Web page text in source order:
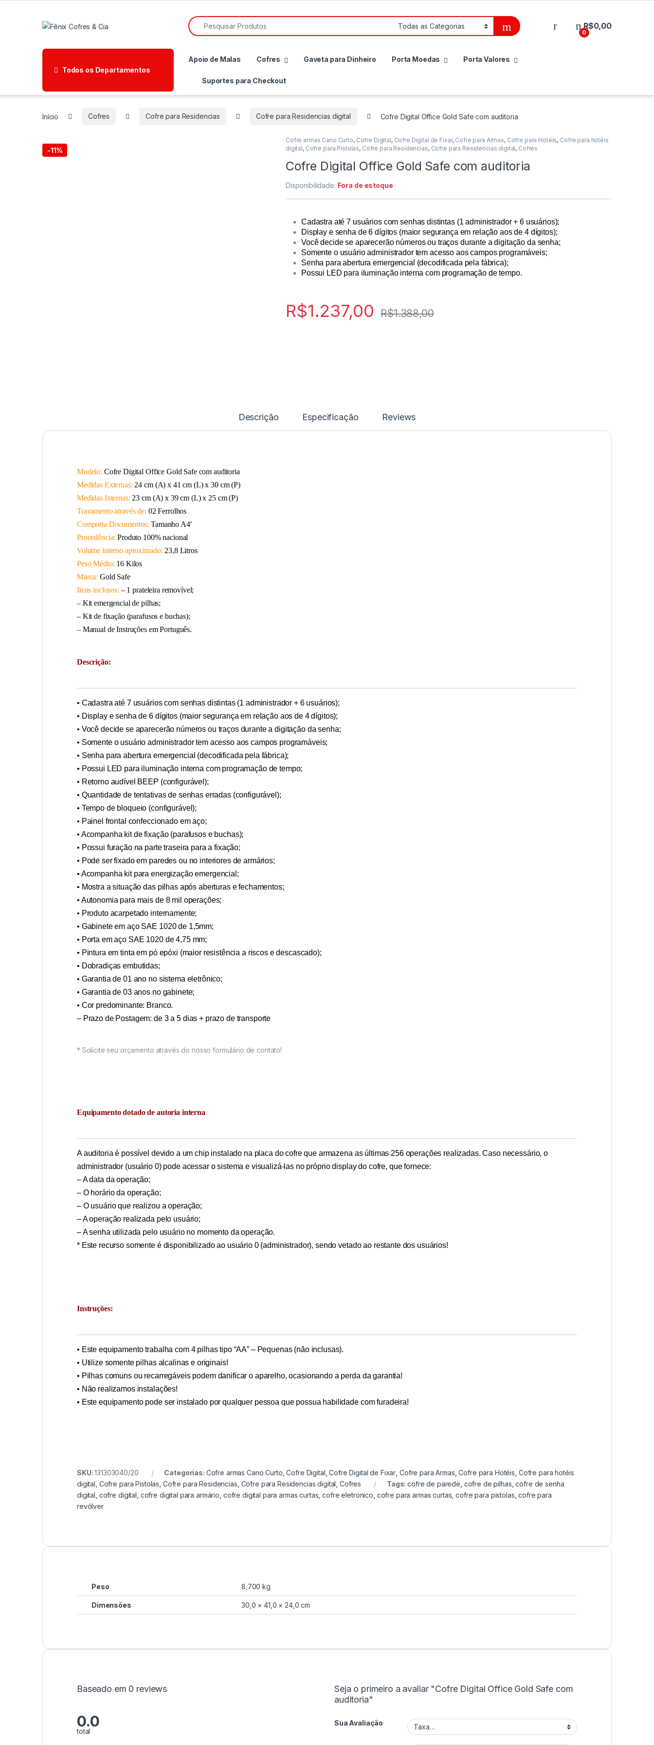
Pesquisar por:
0
R$0,00
Todos os Departamentos
Apoio de Malas Cofres Gaveta para Dinheiro Porta Moedas Porta Valores
Suportes para Checkout
Início Cofres Cofre para Residencias Cofre para Residencias digital Cofre Digital Office Gold Safe com auditoria
-11%
Cofre armas Cano Curto, Cofre Digital, Cofre Digital de Fixar, Cofre para Armas, Cofre para Hotéis, Cofre para hotéis
digital, Cofre para Pistolas, Cofre para Residencias, Cofre para Residencias digital, Cofres
Cofre Digital Office Gold Safe com auditoria
Disponibilidade: Fora de estoque
Cadastra até 7 usuários com senhas distintas (1 administrador + 6 usuários);
Display e senha de 6 dígitos (maior segurança em relação aos de 4 dígitos);
Você decide se aparecerão números ou traços durante a digitação da senha;
Somente o usuário administrador tem acesso aos campos programáveis;
Senha para abertura emergencial (decodificada pela fábrica);
Possui LED para iluminação interna com programação de tempo.
R$1.237,00 R$1.388,00
Descrição Especificação Reviews
Modelo: Cofre Digital Office Gold Safe com auditoria
Medidas Externas: 24 cm (A) x 41 cm (L) x 30 cm (P)
Medidas Internas: 23 cm (A) x 39 cm (L) x 25 cm (P)
Travamento através de: 02 Ferrolhos
Comporta Documentos:Tamanho A4′
Procedência:Produto 100% nacional
Volume interno aproximado: 23,8 Litros
Peso Médio: 16 Kilos
Marca:Gold Safe
Itens inclusos: – 1 prateleira removível;
– Kit emergencial de pilhas;
– Kit de fixação (parafusos e buchas);
– Manual de Instruções em Português.
Descrição:
• Cadastra até 7 usuários com senhas distintas (1 administrador + 6 usuários);
• Display e senha de 6 dígitos (maior segurança em relação aos de 4 dígitos);
• Você decide se aparecerão números ou traços durante a digitação da senha;
• Somente o usuário administrador tem acesso aos campos programáveis;
• Senha para abertura emergencial (decodificada pela fábrica);
• Possui LED para iluminação interna com programação de tempo;
• Retorno audível BEEP (configurável);
• Quantidade de tentativas de senhas erradas (configurável);
• Tempo de bloqueio (configurável);
• Painel frontal confeccionado em aço;
• Acompanha kit de fixação (parafusos e buchas);
• Possui furação na parte traseira para a fixação;
• Pode ser fixado em paredes ou no interiores de armários;
• Acompanha kit para energização emergencial;
• Mostra a situação das pilhas após aberturas e fechamentos;
• Autonomia para mais de 8 mil operações;
• Produto acarpetado internamente;
• Gabinete em aço SAE 1020 de 1,5mm;
• Porta em aço SAE 1020 de 4,75 mm;
• Pintura em tinta em pó epóxi (maior resistência a riscos e descascado);
• Dobradiças embutidas;
• Garantia de 01 ano no sistema eletrônico;
• Garantia de 03 anos no gabinete;
• Cor predominante: Branco.
– Prazo de Postagem: de 3 a 5 dias + prazo de transporte
* Solicite seu orçamento através do nosso formulário de contato!
Equipamento dotado de autoria interna
A auditoria é possível devido a um chip instalado na placa do cofre que armazena as últimas 256 operações realizadas. Caso necessário, o
administrador (usuário 0) pode acessar o sistema e visualizá-las no próprio display do cofre, que fornece:
– A data da operação;
– O horário da operação;
– O usuário que realizou a operação;
– A operação realizada pelo usuário;
– A senha utilizada pelo usuário no momento da operação.
* Este recurso somente é disponibilizado ao usuário 0 (administrador), sendo vetado ao restante dos usuários!
Instruções:
• Este equipamento trabalha com 4 pilhas tipo “AA” – Pequenas (não inclusas).
• Utilize somente pilhas alcalinas e originais!
• Pilhas comuns ou recarregáveis podem danificar o aparelho, ocasionando a perda da garantia!
• Não realizamos instalações!
• Este equipamento pode ser instalado por qualquer pessoa que possua habilidade com furadeira!
SKU:131303040/20 Categorias: Cofre armas Cano Curto ,Cofre Digital ,Cofre Digital de Fixar Cofre para Armas ,Cofre para Hotéis Cofre para hotéis
digital Cofre para Pistolas Cofre para Residencias Cofre para Residencias digital ,Cofres Tags:cofre de parede cofre de pilhas ,cofre de senha
digital cofre digital cofre digital para armário cofre digital para armas curtas ,cofre eletronico cofre para armas curtas ,cofre para pistolas ,cofre para
revólver
Peso 8,700 kg
Dimensões 30,0 × 41,0 × 24,0 cm
Baseado em 0 reviews
0.0
total
Seja o primeiro a avaliar "Cofre Digital Office Gold Safe com
auditoria"
Sua Avaliação